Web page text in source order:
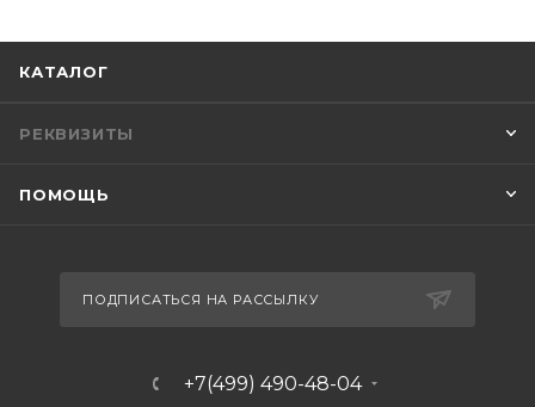
КАТАЛОГ
РЕКВИЗИТЫ
ПОМОЩЬ
ПОДПИСАТЬСЯ НА РАССЫЛКУ
+7(499) 490-48-04